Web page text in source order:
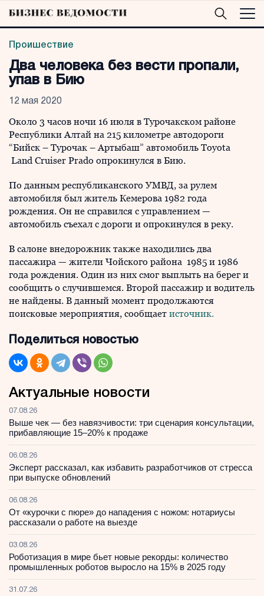
Проишествие
Два человека без вести пропали,
упав в Бию
12 мая 2020
Около 3 часов ночи 16 июля в Турочакском районе
Республики Алтай на 215 километре автодороги
“Бийск – Турочак – Артыбаш” автомобиль Toyota
Land Cruiser Prado опрокинулся в Бию.
По данным республиканского УМВД, за рулем
автомобиля был житель Кемерова 1982 года
рождения. Он не справился с управлением —
автомобиль съехал с дороги и опрокинулся в реку.
В салоне внедорожник также находились два
пассажира — жители Чойского района 1985 и 1986
года рождения. Один из них смог выплыть на берег и
сообщить о случившемся. Второй пассажир и водитель
не найдены. В данный момент продолжаются
поисковые мероприятия, сообщает источник.
Поделиться новостью
Актуальные новости
07.08.26
Выше чек — без навязчивости: три сценария консультации,
прибавляющие 15–20% к продаже
06.08.26
Эксперт рассказал, как избавить разработчиков от стресса
при выпуске обновлений
06.08.26
От «курочки с пюре» до нападения с ножом: нотариусы
рассказали о работе на выезде
03.08.26
Роботизация в мире бьет новые рекорды: количество
промышленных роботов выросло на 15% в 2025 году
31.07.26